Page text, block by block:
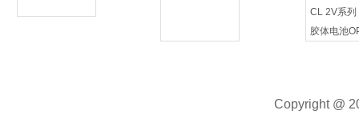
CL 2V系列
Copyright @